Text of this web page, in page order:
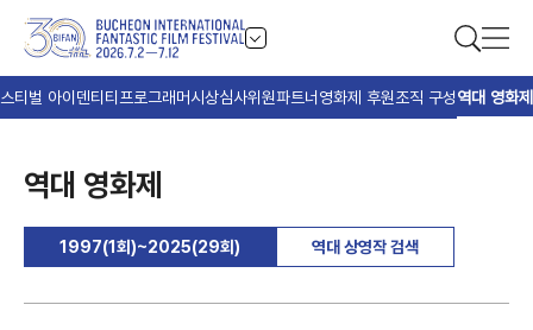
티벌 아이덴티티 프로그래머시상심사위원파트너 영화제 후원조직 구성역대 영화제
역대 영화제
1997(1회)~2025(29회) 역대 상영작 검색